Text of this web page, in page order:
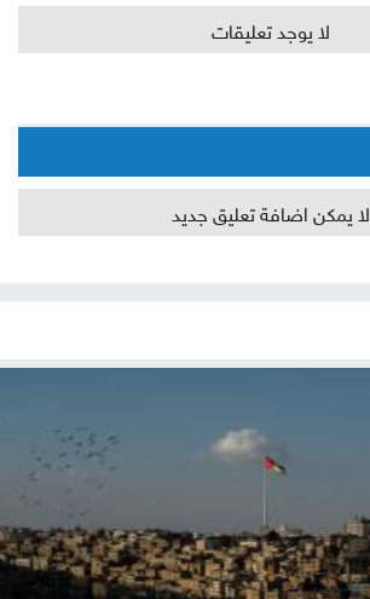
لا يوجد تعليقات
لا يمكن اضافة تعليق جديد